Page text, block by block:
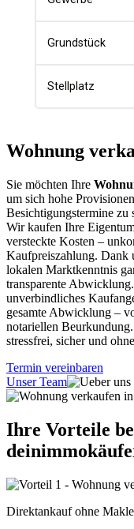
Wohnung
Sie möchten Ihre
um sich hohe
Besichtigungstermine zu
Wir kaufen Ihre
versteckte Kosten –
Kaufpreiszahlung. Dank
lokalen Marktkenntnis
transparente
unverbindliches
gesamte Abwicklung –
notariellen
stressfrei, sicher und
Termin vereinbaren
Unser Team
Ihre Vorteile
Direktankauf ohne